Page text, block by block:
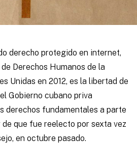
derecho protegido en internet,
Derechos Humanos de la
Unidas en 2012, es la libertad de
Gobierno cubano priva
derechos fundamentales a parte
de que fue reelecto por sexta vez
en octubre pasado.